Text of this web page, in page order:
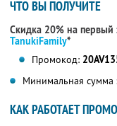
ЧТО ВЫ ПОЛУЧИТЕ
Скидка 20% на первый
TanukiFamily*
Промокод:
Минимальная сумма
КАК РАБОТАЕТ